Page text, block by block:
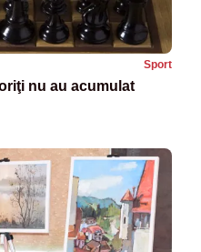
Sport
nu au acumulat